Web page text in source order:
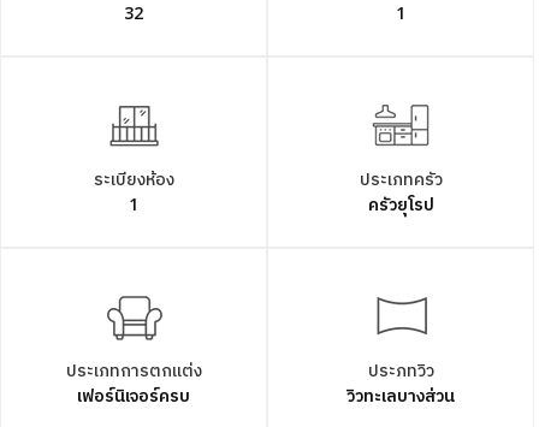
32
1
ระเบียงห้อง
1
ประเภทครัว
ครัวยุโรป
ประเภทการตกแต่ง
เฟอร์นิเจอร์ครบ
ประภทวิว
วิวทะเลบางส่วน